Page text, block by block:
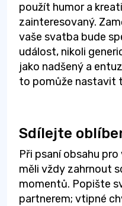
použít humor a
zainteresovaný.
vaše svatba bude
událost, nikoli
jako nadšený a
to pomůže nastavit
Sdílejte
Při psaní obsahu
měli vždy zahrnout
momentů. Popište
partnerem; vtipné